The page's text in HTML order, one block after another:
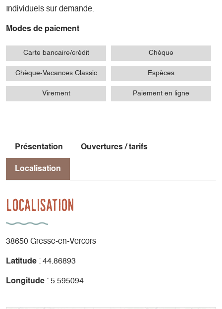
Individuels sur demande.
Modes de paiement
Carte bancaire/crédit Chèque
Chèque-Vacances Classic Espèces
Virement Paiement en ligne
Présentation Ouvertures / tarifs
Localisation
Localisation
38650 Gresse-en-Vercors
Latitude : 44.86893
Longitude : 5.595094